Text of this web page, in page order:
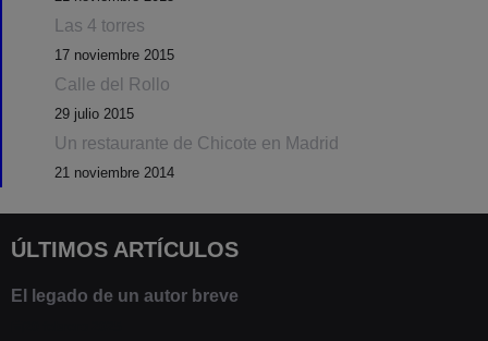
Las 4 torres
17 noviembre 2015
Calle del Rollo
29 julio 2015
Un restaurante de Chicote en Madrid
21 noviembre 2014
ÚLTIMOS ARTÍCULOS
El legado de un autor breve